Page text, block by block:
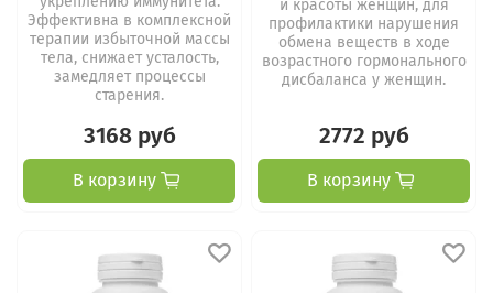
Эффективна в комплексной
терапии избыточной массы
тела, снижает усталость,
замедляет процессы
старения.
3168 руб
В корзину
и красоты женщин, для
профилактики нарушения
обмена веществ в ходе
возрастного гормонального
дисбаланса у женщин.
2772 руб
В корзину